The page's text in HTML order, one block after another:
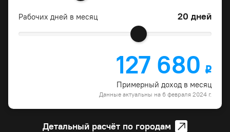
Рабочих дней в месяц 20 дней
Примерный доход в месяц
127 680 o
Данные актуальны на 6 февраля 2024 г.
Детальный расчёт по городам